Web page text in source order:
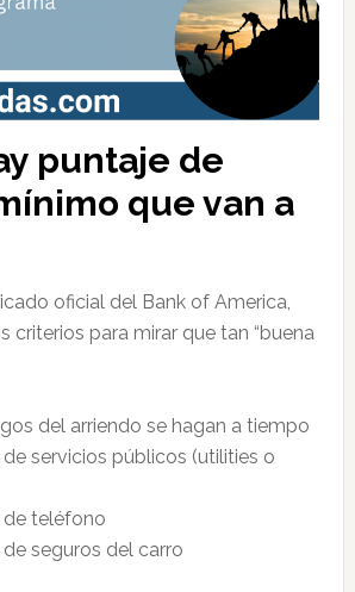
puntaje de
que van a
oficial del Bank of America,
criterios para mirar que tan “buena
del arriendo se hagan a tiempo
servicios públicos (utilities o
de teléfono
seguros del carro